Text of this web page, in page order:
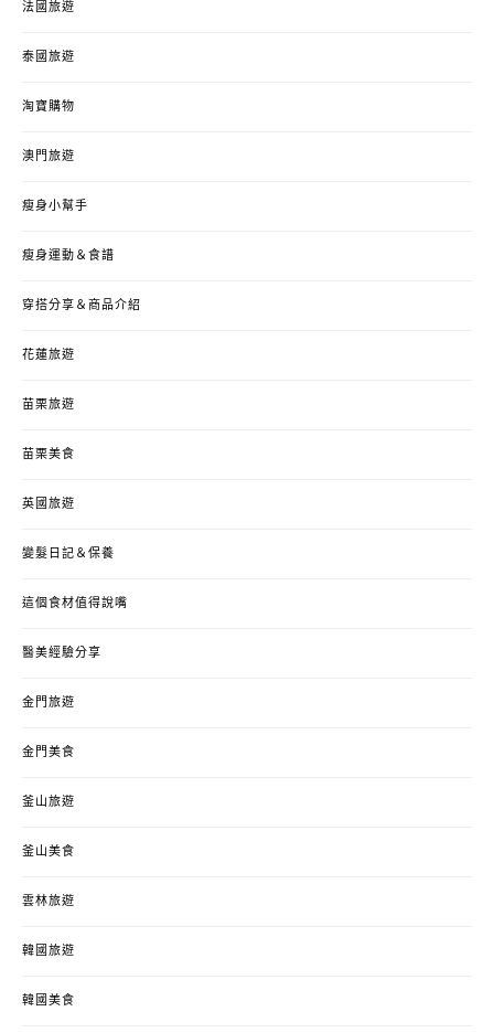
法國旅遊
泰國旅遊
淘寶購物
澳門旅遊
瘦身小幫手
瘦身運動＆食譜
穿搭分享＆商品介紹
花蓮旅遊
苗栗旅遊
苗栗美食
英國旅遊
變髮日記＆保養
這個食材值得說嘴
醫美經驗分享
金門旅遊
金門美食
釜山旅遊
釜山美食
雲林旅遊
韓國旅遊
韓國美食